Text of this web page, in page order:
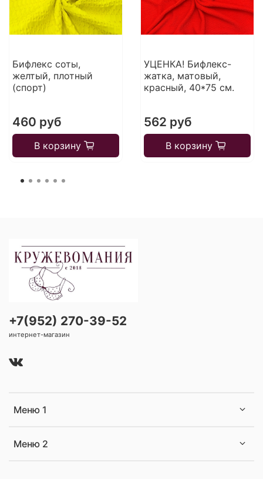
Бифлекс соты,
желтый, плотный
(спорт)
460 руб
В корзину
УЦЕНКА! Бифлекс-
жатка, матовый,
красный, 40*75 см.
562 руб
В корзину
Меню 1
Меню 2
+7(952) 270-39-52
интернет-магазин